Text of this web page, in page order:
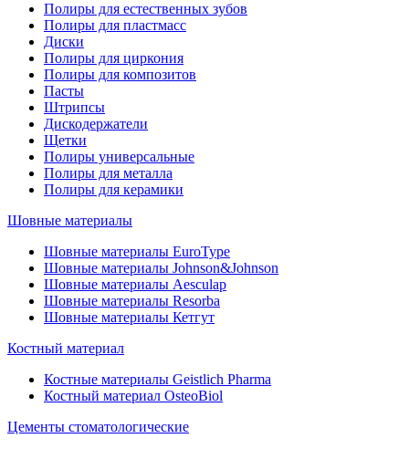
Полиры для естественных зубов
Полиры для пластмасс
Диски
Полиры для циркония
Полиры для композитов
Пасты
Штрипсы
Дискодержатели
Щетки
Полиры универсальные
Полиры для металла
Полиры для керамики
Шовные материалы
Шовные материалы EuroType
Шовные материалы Johnson&Johnson
Шовные материалы Aesculap
Шовные материалы Resorba
Шовные материалы Кетгут
Костный материал
Костные материалы Geistlich Pharma
Костный материал OsteoBiol
Цементы стоматологические